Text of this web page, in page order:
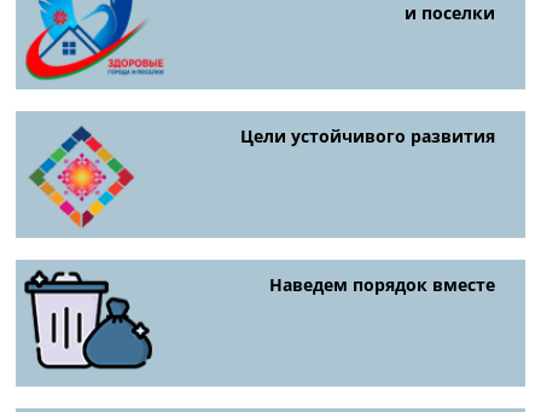
и поселки
Цели устойчивого развития
Наведем порядок вместе